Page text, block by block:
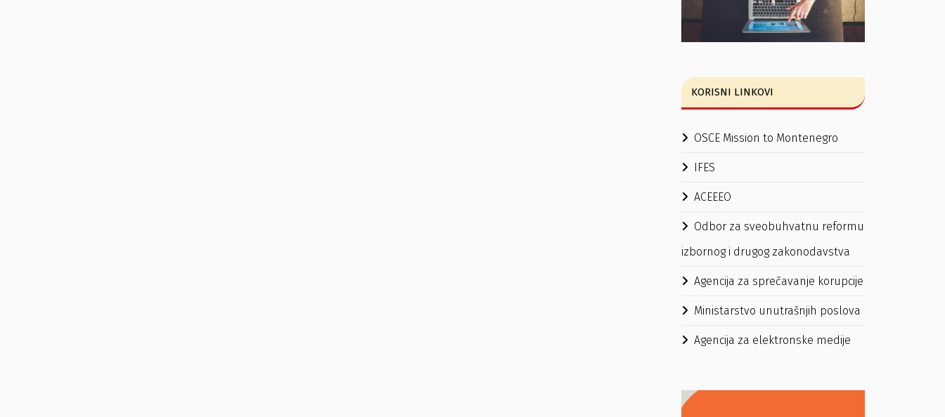
KORISNI LINKOVI
OSCE Mission to Montenegro
IFES
ACEEEO
Odbor za sveobuhvatnu reformu
izbornog i drugog zakonodavstva
Agencija za sprečavanje korupcije
Ministarstvo unutrašnjih poslova
Agencija za elektronske medije